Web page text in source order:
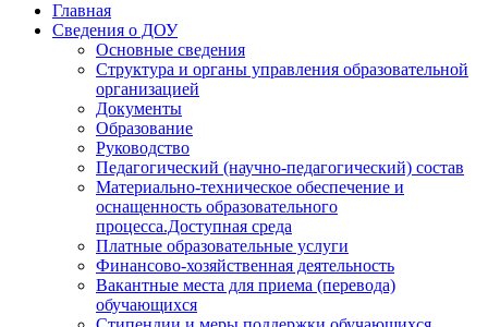
Главная
Сведения о ДОУ
Основные сведения
Структура и органы управления образовательной
организацией
Документы
Образование
Руководство
Педагогический (научно-педагогический) состав
Материально-техническое обеспечение и
оснащенность образовательного
процесса.Доступная среда
Платные образовательные услуги
Финансово-хозяйственная деятельность
Вакантные места для приема (перевода)
обучающихся